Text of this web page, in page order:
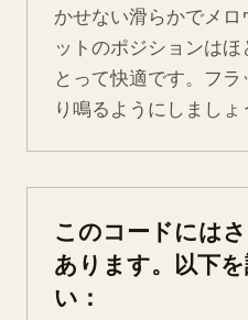
かせない滑らかでメ
ットのポジションは
とって快適です。フ
り鳴るようにしましょ
このコードには
あります。以下
い：